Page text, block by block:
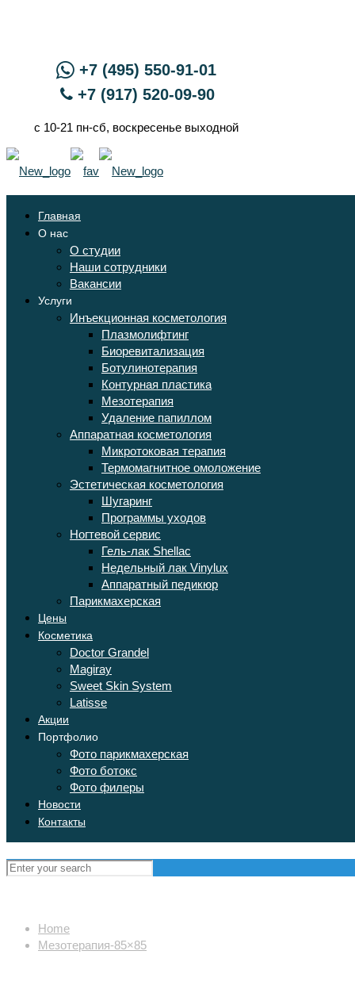
+7 (495) 550-91-01
+7 (917) 520-09-90
с 10-21 пн-сб, воскресенье выходной
Главная
О нас
О студии
Наши сотрудники
Вакансии
Услуги
Инъекционная косметология
Плазмолифтинг
Биоревитализация
Ботулинотерапия
Контурная пластика
Мезотерапия
Удаление папиллом
Аппаратная косметология
Микротоковая терапия
Термомагнитное омоложение
Эстетическая косметология
Шугаринг
Программы уходов
Ногтевой сервис
Гель-лак Shellac
Недельный лак Vinylux
Аппаратный педикюр
Парикмахерская
Цены
Косметика
Doctor Grandel
Magiray
Sweet Skin System
Latisse
Акции
Портфолио
Фото парикмахерская
Фото ботокс
Фото филеры
Новости
Контакты
Home
Мезотерапия-85×85